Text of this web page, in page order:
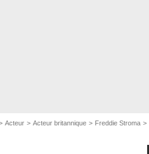
Acteur Acteur britannique Freddie Stroma